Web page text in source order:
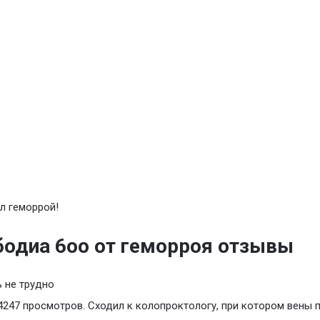
геморрой!
6оо от геморроя отзывы
не трудно
просмотров. Сходил к колопроктологу, при котором вены